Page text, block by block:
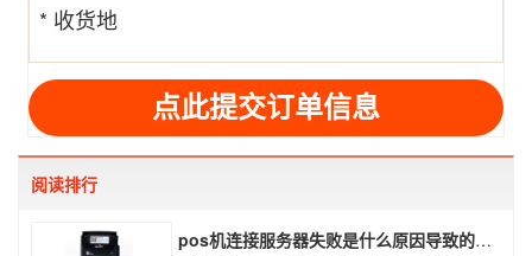
* 收货地
址
阅读排行
pos机连接服务器失败是什么原因导致的？附解决办法